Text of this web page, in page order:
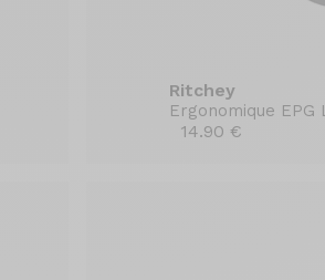
Ritchey
Ergonomique EPG
14.90 €